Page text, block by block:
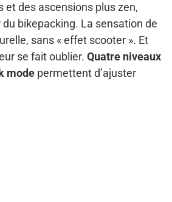
et des ascensions plus zen,
bikepacking. La sensation de
sans « effet scooter ». Et
se fait oublier. Quatre niveaux
mode permettent d’ajuster